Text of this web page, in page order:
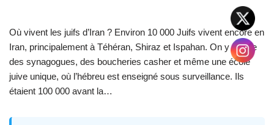
Où vivent les juifs d’Iran ? Environ 10 000 Juifs vivent encore en
Iran, principalement à Téhéran, Shiraz et Ispahan. On y trouve
des synagogues, des boucheries casher et même une école
juive unique, où l’hébreu est enseigné sous surveillance. Ils
étaient 100 000 avant la…